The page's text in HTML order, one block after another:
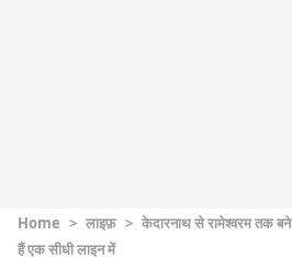
Home > लाइफ़ > केदारनाथ से रामेश्वरम तक बने
हैं एक सीधी लाइन में